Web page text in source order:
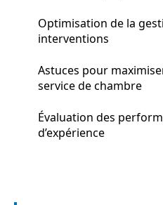
Optimisation de la
interventions
Astuces pour
service de chambre
Évaluation des
d’expérience